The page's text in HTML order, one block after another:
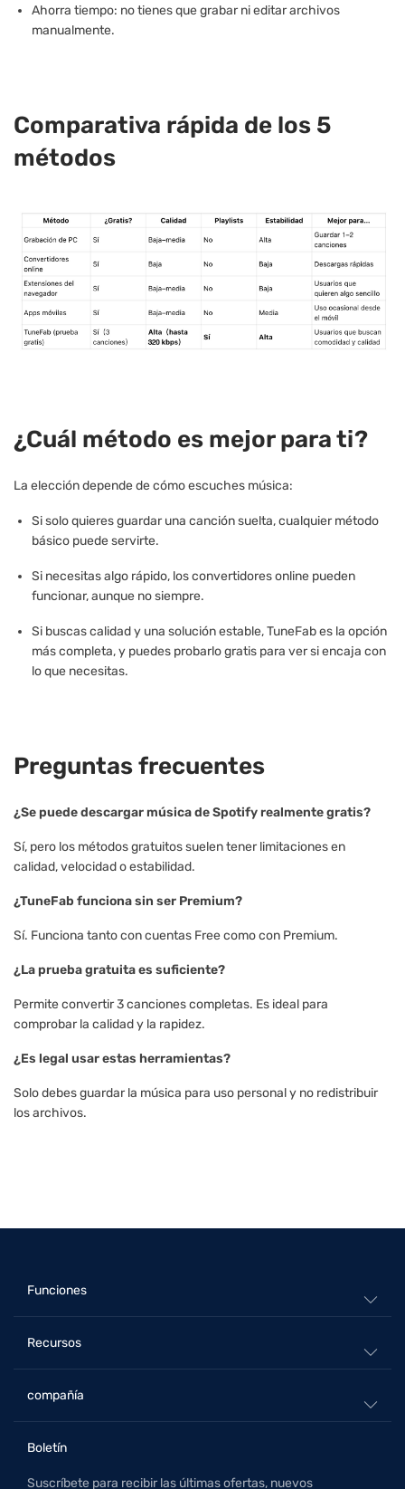
Ahorra tiempo: no tienes que grabar ni editar archivos
manualmente.
Comparativa rápida de los 5
métodos
¿Cuál método es mejor para ti?
La elección depende de cómo escuches música:
Si solo quieres guardar una canción suelta, cualquier método
básico puede servirte.
Si necesitas algo rápido, los convertidores online pueden
funcionar, aunque no siempre.
Si buscas calidad y una solución estable, TuneFab es la opción
más completa, y puedes probarlo gratis para ver si encaja con
lo que necesitas.
Preguntas frecuentes
¿Se puede descargar música de Spotify realmente gratis?
Sí, pero los métodos gratuitos suelen tener limitaciones en
calidad, velocidad o estabilidad.
¿TuneFab funciona sin ser Premium?
Sí. Funciona tanto con cuentas Free como con Premium.
¿La prueba gratuita es suficiente?
Permite convertir 3 canciones completas. Es ideal para
comprobar la calidad y la rapidez.
¿Es legal usar estas herramientas?
Solo debes guardar la música para uso personal y no redistribuir
los archivos.
Funciones
SoundCloud Music Converter
Recursos
Centro de soporte
compañía
Boletín
Suscríbete para recibir las últimas ofertas, nuevos